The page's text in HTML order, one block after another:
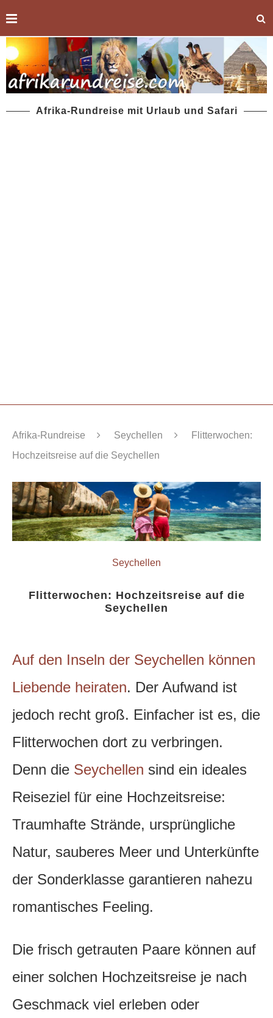
Afrika-Rundreise mit Urlaub und Safari
Afrika-Rundreise Seychellen
Flitterwochen:
Hochzeitsreise auf die Seychellen
Seychellen
Flitterwochen: Hochzeitsreise auf die
Seychellen
Auf den Inseln der Seychellen können
Liebende heiraten. Der Aufwand ist
jedoch recht groß. Einfacher ist es, die
Flitterwochen dort zu verbringen.
Denn die Seychellen sind ein ideales
Reiseziel für eine Hochzeitsreise:
Traumhafte Strände, ursprüngliche
Natur, sauberes Meer und Unterkünfte
der Sonderklasse garantieren nahezu
romantisches Feeling.
Die frisch getrauten Paare können auf
einer solchen Hochzeitsreise je nach
Geschmack viel erleben oder